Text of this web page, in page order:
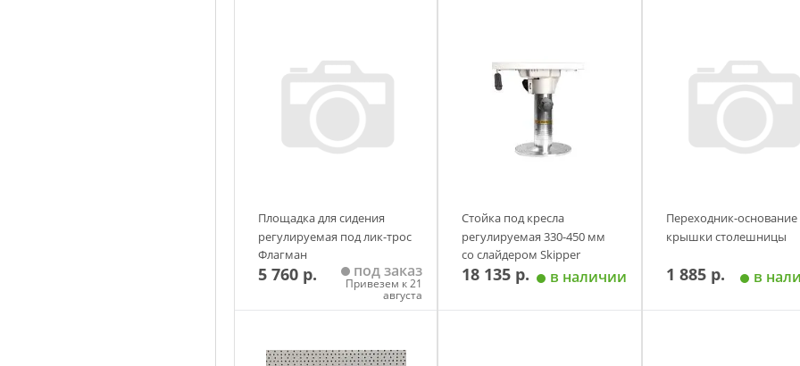
Площадка для сидения
регулируемая под лик-трос
Флагман
5 760 р. под заказ
Привезем к 21
августа
Стойка под кресла
регулируемая 330-450 мм
со слайдером Skipper
18 135 р. в наличии
Переходник-основание
крышки столешницы
1 885 р. в